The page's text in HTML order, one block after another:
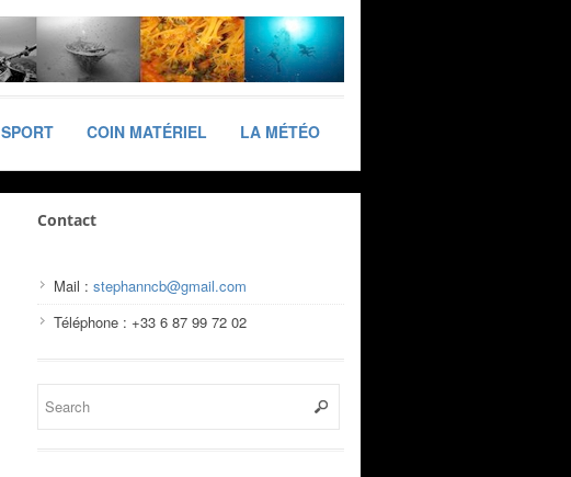
SPORT COIN MATÉRIEL LA MÉTÉO
Contact
Mail : stephanncb@gmail.com
Téléphone : +33 6 87 99 72 02